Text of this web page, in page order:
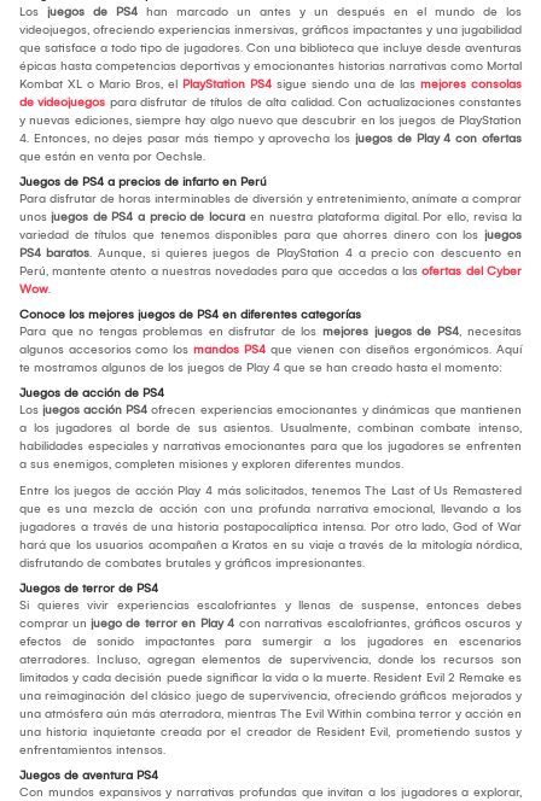
Los juegos de PS4 han marcado un antes y un después en el mundo de los
videojuegos, ofreciendo experiencias inmersivas, gráficos impactantes y una jugabilidad
que satisface a todo tipo de jugadores. Con una biblioteca que incluye desde aventuras
épicas hasta competencias deportivas y emocionantes historias narrativas como Mortal
Kombat XL o Mario Bros, el PlayStation PS4 sigue siendo una de las mejores consolas
de videojuegos para disfrutar de títulos de alta calidad. Con actualizaciones constantes
y nuevas ediciones, siempre hay algo nuevo que descubrir en los juegos de PlayStation
4. Entonces, no dejes pasar más tiempo y aprovecha los juegos de Play 4 con ofertas
que están en venta por Oechsle.
Juegos de PS4 a precios de infarto en Perú
Para disfrutar de horas interminables de diversión y entretenimiento, anímate a comprar
unos juegos de PS4 a precio de locura en nuestra plataforma digital. Por ello, revisa la
variedad de títulos que tenemos disponibles para que ahorres dinero con los juegos
PS4 baratos. Aunque, si quieres juegos de PlayStation 4 a precio con descuento en
Perú, mantente atento a nuestras novedades para que accedas a las ofertas del Cyber
Wow.
Conoce los mejores juegos de PS4 en diferentes categorías
Para que no tengas problemas en disfrutar de los mejores juegos de PS4, necesitas
algunos accesorios como los mandos PS4 que vienen con diseños ergonómicos. Aquí
te mostramos algunos de los juegos de Play 4 que se han creado hasta el momento:
Juegos de acción de PS4
Los juegos acción PS4 ofrecen experiencias emocionantes y dinámicas que mantienen
a los jugadores al borde de sus asientos. Usualmente, combinan combate intenso,
habilidades especiales y narrativas emocionantes para que los jugadores se enfrenten
a sus enemigos, completen misiones y exploren diferentes mundos.
Entre los juegos de acción Play 4 más solicitados, tenemos The Last of Us Remastered
que es una mezcla de acción con una profunda narrativa emocional, llevando a los
jugadores a través de una historia postapocalíptica intensa. Por otro lado, God of War
hará que los usuarios acompañen a Kratos en su viaje a través de la mitología nórdica,
disfrutando de combates brutales y gráficos impresionantes.
Juegos de terror de PS4
Si quieres vivir experiencias escalofriantes y llenas de suspense, entonces debes
comprar un juego de terror en Play 4 con narrativas escalofriantes, gráficos oscuros y
efectos de sonido impactantes para sumergir a los jugadores en escenarios
aterradores. Incluso, agregan elementos de supervivencia, donde los recursos son
limitados y cada decisión puede significar la vida o la muerte. Resident Evil 2 Remake es
una reimaginación del clásico juego de supervivencia, ofreciendo gráficos mejorados y
una atmósfera aún más aterradora, mientras The Evil Within combina terror y acción en
una historia inquietante creada por el creador de Resident Evil, prometiendo sustos y
enfrentamientos intensos.
Juegos de aventura PS4
Con mundos expansivos y narrativas profundas que invitan a los jugadores a explorar,